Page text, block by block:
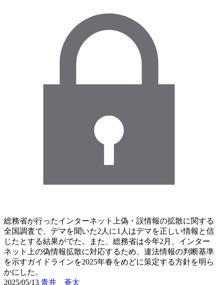
総務省が行ったインターネット上偽・誤情報の拡散に関する
全国調査で、デマを聞いた2人に1人はデマを正しい情報と信
じたとする結果がでた。また、総務省は今年2月、インター
ネット上の偽情報拡散に対応するため、違法情報の判断基準
を示すガイドラインを2025年春をめどに策定する方針を明ら
かにした。
2025/05/13 青井 蒼太